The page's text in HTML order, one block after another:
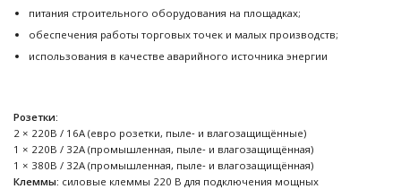
питания строительного оборудования на площадках;
обеспечения работы торговых точек и малых производств;
использования в качестве аварийного источника энергии
Розетки:
2 × 220В / 16А (евро розетки, пыле‑ и влагозащищённые)
1 × 220В / 32А (промышленная, пыле‑ и влагозащищённая)
1 × 380В / 32А (промышленная, пыле‑ и влагозащищённая)
Клеммы: силовые клеммы 220 В для подключения мощных